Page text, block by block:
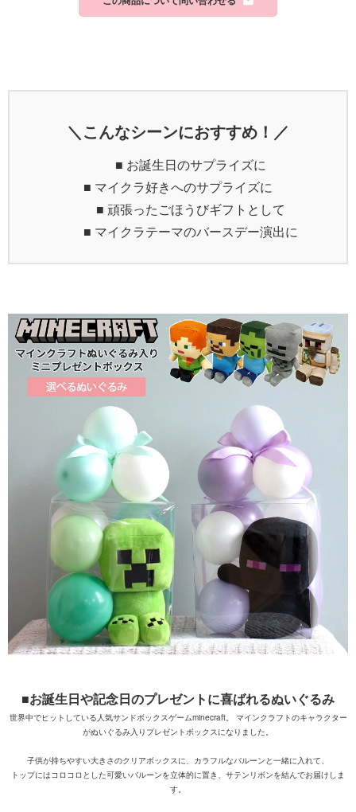
＼こんなシーンにおすすめ！／
■ お誕生日のサプライズに
■ マイクラ好きへのサプライズに
■ 頑張ったごほうびギフトとして
■ マイクラテーマのバースデー演出に
■お誕生日や記念日のプレゼントに喜ばれるぬいぐるみ
世界中でヒットしている人気サンドボックスゲームminecraft。 マインクラフトのキャラクター
がぬいぐるみ入りプレゼントボックスになりました。
子供が持ちやすい大きさのクリアボックスに、カラフルなバルーンと一緒に入れて、
トップにはコロコロとした可愛いバルーンを立体的に置き、サテンリボンを結んでお届けしま
す。